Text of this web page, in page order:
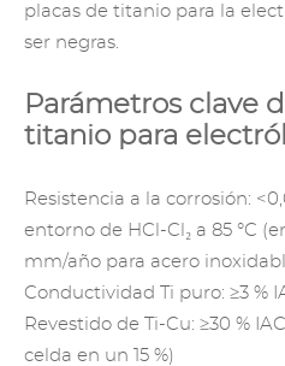
placas de titanio para la
ser negras.
Parámetros clave
titanio para
Resistencia a la corrosión:
entorno de HCl-Cl₂ a 85 °C
mm/año para acero
Conductividad Ti puro: ≥3 %
Revestido de Ti-Cu: ≥30 %
celda en un 15 %)